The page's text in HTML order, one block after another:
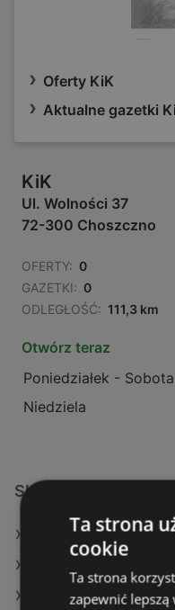
Oferty KiK
Aktualne gazetki
KiK
Ul. Wolności 37
72-300 Choszczno
OFERTY: 0
GAZETKI: 0
ODLEGŁOŚĆ: 111,3 km
Otwórz teraz
Poniedziałek - Sobota
Niedziela
Sklepy KiK w:
KiK w Nakło nad
KiK w Lidzbark
Ta strona
cookie
Ta strona
zapewnić